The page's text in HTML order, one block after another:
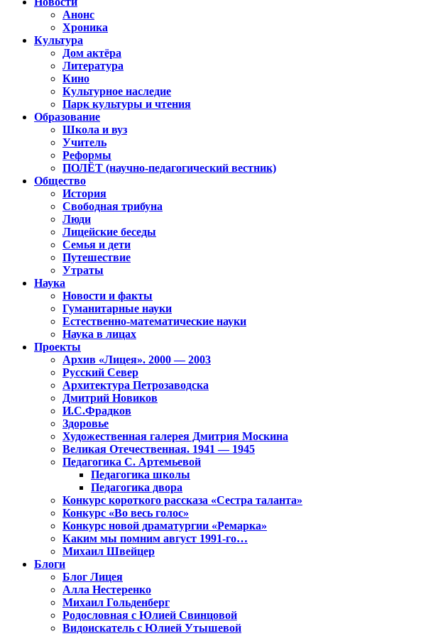
Анонс
Хроника
Культура
Дом актёра
Литература
Кино
Культурное наследие
Парк культуры и чтения
Образование
Школа и вуз
Учитель
Реформы
ПОЛЁТ (научно-педагогический вестник)
Общество
История
Свободная трибуна
Люди
Лицейские беседы
Семья и дети
Путешествие
Утраты
Наука
Новости и факты
Гуманитарные науки
Естественно-математические науки
Наука в лицах
Проекты
Архив «Лицея». 2000 — 2003
Русский Север
Архитектура Петрозаводска
Дмитрий Новиков
И.С.Фрадков
Здоровье
Художественная галерея Дмитрия Москина
Великая Отечественная. 1941 — 1945
Педагогика С. Артемьевой
Педагогика школы
Педагогика двора
Конкурс короткого рассказа «Сестра таланта»
Конкурс «Во весь голос»
Конкурс новой драматургии «Ремарка»
Каким мы помним август 1991-го…
Михаил Швейцер
Блоги
Блог Лицея
Алла Нестеренко
Михаил Гольденберг
Родословная с Юлией Свинцовой
Видоискатель с Юлией Утышевой